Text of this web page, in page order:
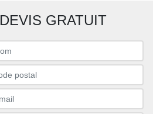
DEVIS GRATUIT